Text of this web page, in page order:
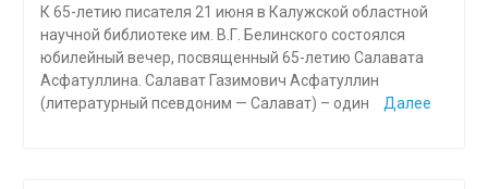
К 65-летию писателя 21 июня в Калужской областной
научной библиотеке им. В.Г. Белинского состоялся
юбилейный вечер, посвященный 65-летию Салавата
Асфатуллина. Салават Газимович Асфатуллин
(литературный псевдоним — Салават) – один
Далее